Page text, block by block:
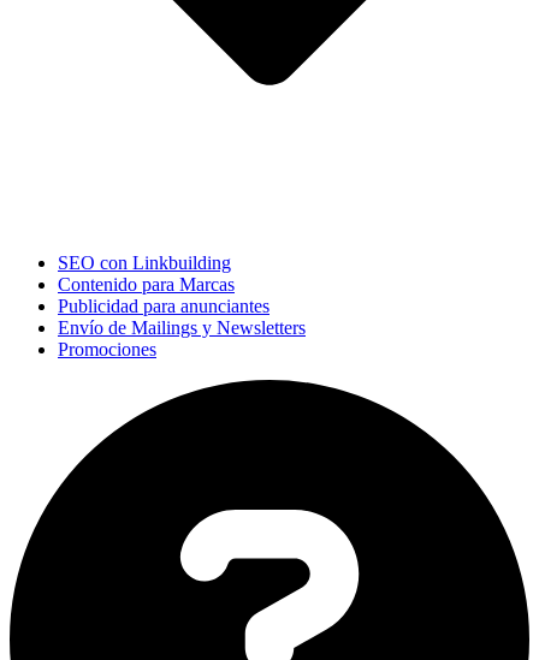
SEO con Linkbuilding
Contenido para Marcas
Publicidad para anunciantes
Envío de Mailings y Newsletters
Promociones